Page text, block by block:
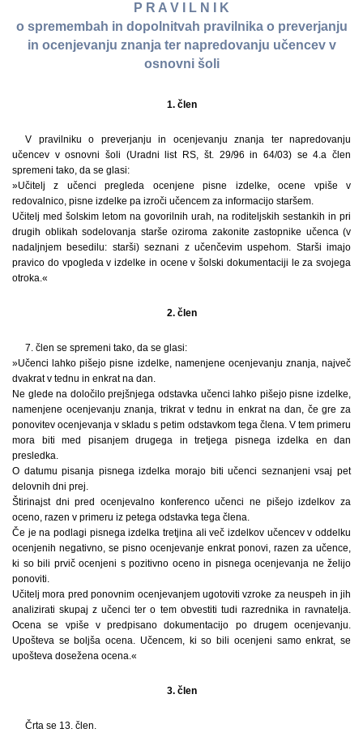
P R A V I L N I K
o spremembah in dopolnitvah pravilnika o preverjanju
in ocenjevanju znanja ter napredovanju učencev v
osnovni šoli
1. člen
V pravilniku o preverjanju in ocenjevanju znanja ter napredovanju
učencev v osnovni šoli (Uradni list RS, št. 29/96 in 64/03) se 4.a člen
spremeni tako, da se glasi:
»Učitelj z učenci pregleda ocenjene pisne izdelke, ocene vpiše v
redovalnico, pisne izdelke pa izroči učencem za informacijo staršem.
Učitelj med šolskim letom na govorilnih urah, na roditeljskih sestankih in pri
drugih oblikah sodelovanja starše oziroma zakonite zastopnike učenca (v
nadaljnjem besedilu: starši) seznani z učenčevim uspehom. Starši imajo
pravico do vpogleda v izdelke in ocene v šolski dokumentaciji le za svojega
otroka.«
2. člen
7. člen se spremeni tako, da se glasi:
»Učenci lahko pišejo pisne izdelke, namenjene ocenjevanju znanja, največ
dvakrat v tednu in enkrat na dan.
Ne glede na določilo prejšnjega odstavka učenci lahko pišejo pisne izdelke,
namenjene ocenjevanju znanja, trikrat v tednu in enkrat na dan, če gre za
ponovitev ocenjevanja v skladu s petim odstavkom tega člena. V tem primeru
mora biti med pisanjem drugega in tretjega pisnega izdelka en dan
presledka.
O datumu pisanja pisnega izdelka morajo biti učenci seznanjeni vsaj pet
delovnih dni prej.
Štirinajst dni pred ocenjevalno konferenco učenci ne pišejo izdelkov za
oceno, razen v primeru iz petega odstavka tega člena.
Če je na podlagi pisnega izdelka tretjina ali več izdelkov učencev v oddelku
ocenjenih negativno, se pisno ocenjevanje enkrat ponovi, razen za učence,
ki so bili prvič ocenjeni s pozitivno oceno in pisnega ocenjevanja ne želijo
ponoviti.
Učitelj mora pred ponovnim ocenjevanjem ugotoviti vzroke za neuspeh in jih
analizirati skupaj z učenci ter o tem obvestiti tudi razrednika in ravnatelja.
Ocena se vpiše v predpisano dokumentacijo po drugem ocenjevanju.
Upošteva se boljša ocena. Učencem, ki so bili ocenjeni samo enkrat, se
upošteva dosežena ocena.«
3. člen
Črta se 13. člen.